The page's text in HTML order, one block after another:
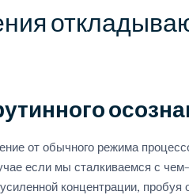
от обычного режима
если мы сталкиваемся с
концентрации, пробуя